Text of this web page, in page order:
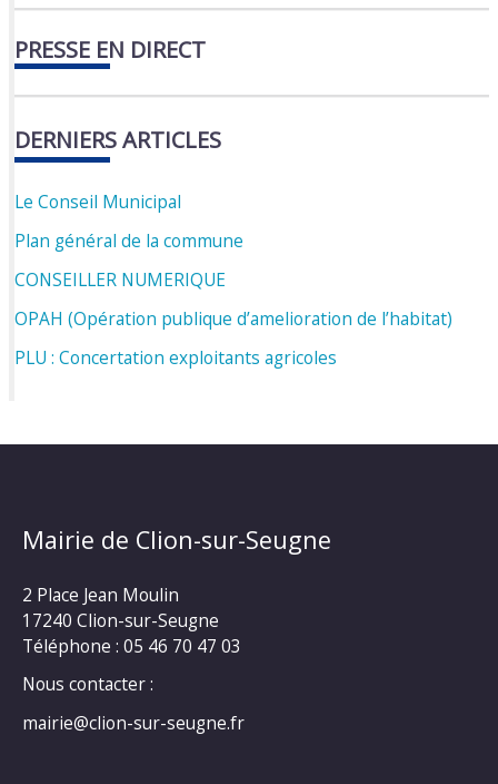
PRESSE EN DIRECT
DERNIERS ARTICLES
Le Conseil Municipal
Plan général de la commune
CONSEILLER NUMERIQUE
OPAH (Opération publique d’amelioration de l’habitat)
PLU : Concertation exploitants agricoles
Mairie de Clion-sur-Seugne
2 Place Jean Moulin
17240 Clion-sur-Seugne
Téléphone : 05 46 70 47 03
Nous contacter :
mairie@clion-sur-seugne.fr